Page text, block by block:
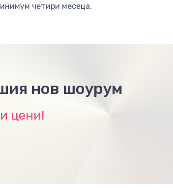
четири месеца.
нов шоурум
цени!